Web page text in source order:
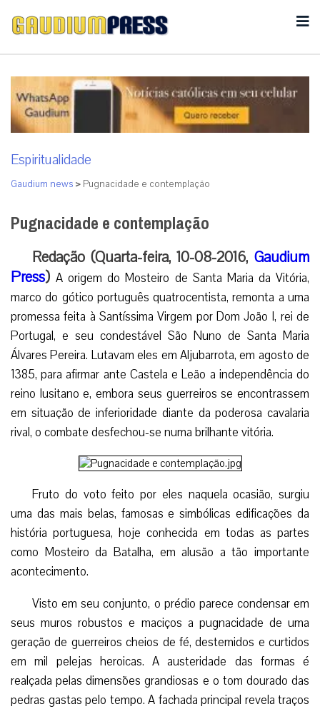
Espiritualidade
Gaudium news > Pugnacidade e contemplação
Pugnacidade e contemplação
Redação (Quarta-feira, 10-08-2016, Gaudium
Press)A origem do Mosteiro de Santa Maria da Vitória,
marco do gótico português quatrocentista, remonta a uma
promessa feita à Santíssima Virgem por Dom João I, rei de
Portugal, e seu condestável São Nuno de Santa Maria
Álvares Pereira. Lutavam eles em Aljubarrota, em agosto de
1385, para afirmar ante Castela e Leão a independência do
reino lusitano e, embora seus guerreiros se encontrassem
em situação de inferioridade diante da poderosa cavalaria
rival, o combate desfechou-se numa brilhante vitória.
Fruto do voto feito por eles naquela ocasião, surgiu
uma das mais belas, famosas e simbólicas edificações da
história portuguesa, hoje conhecida em todas as partes
como Mosteiro da Batalha, em alusão a tão importante
acontecimento.
Visto em seu conjunto, o prédio parece condensar em
seus muros robustos e maciços a pugnacidade de uma
geração de guerreiros cheios de fé, destemidos e curtidos
em mil pelejas heroicas. A austeridade das formas é
realçada pelas dimensões grandiosas e o tom dourado das
pedras gastas pelo tempo. A fachada principal revela traços